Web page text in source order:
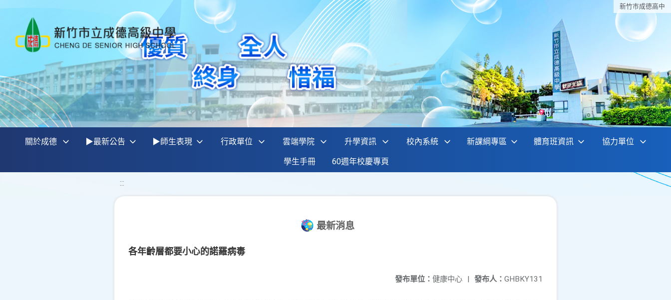
新竹巿成德高中
關於成德 ▶最新公告 ▶師生表現 行政單位 雲端學院 升學資訊 校內系統 新課綱專區 體育班資訊 協力單位
學生手冊 60週年校慶專頁
:::
最新消息
各年齡層都要小心的諾羅病毒
發布人： GHBKY131
發布單位： 健康中心 |